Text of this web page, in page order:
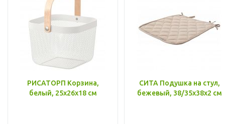
РИСАТОРП Корзина,
белый, 25x26x18 см
СИТА Подушка на стул,
бежевый, 38/35x38x2 см